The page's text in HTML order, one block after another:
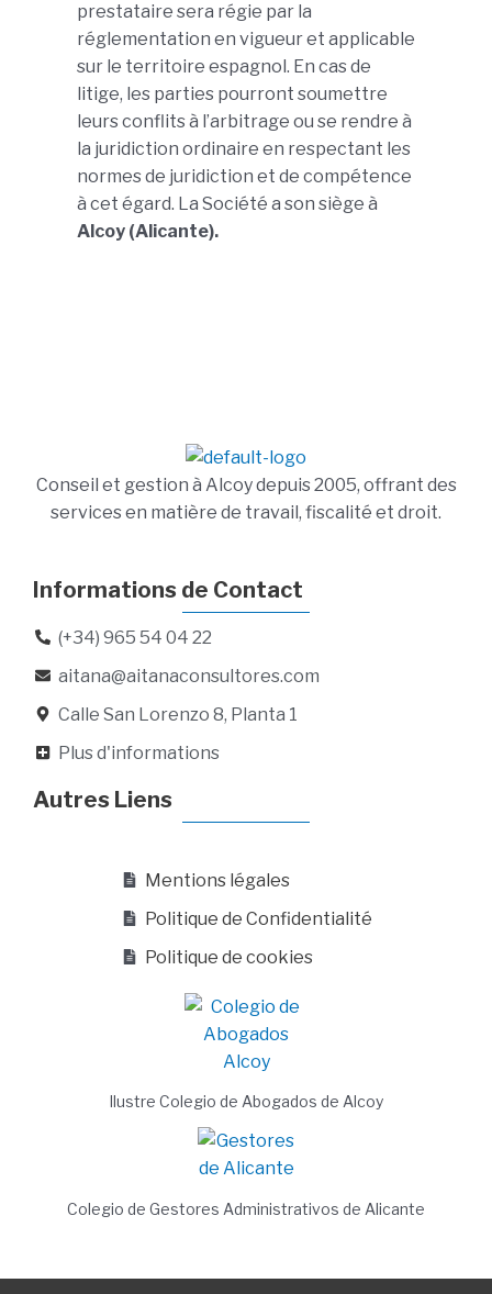
prestataire sera régie par la
réglementation en vigueur et applicable
sur le territoire espagnol. En cas de
litige, les parties pourront soumettre
leurs conflits à l’arbitrage ou se rendre à
la juridiction ordinaire en respectant les
normes de juridiction et de compétence
à cet égard. La Société a son siège à
Alcoy (Alicante).
Conseil et gestion à Alcoy depuis 2005, offrant des
services en matière de travail, fiscalité et droit.
Informations de Contact
(+34) 965 54 04 22
aitana@aitanaconsultores.com
Calle San Lorenzo 8, Planta 1
Plus d'informations
Autres Liens
Mentions légales
Politique de Confidentialité
Politique de cookies
Ilustre Colegio de Abogados de Alcoy
Colegio de Gestores Administrativos de Alicante